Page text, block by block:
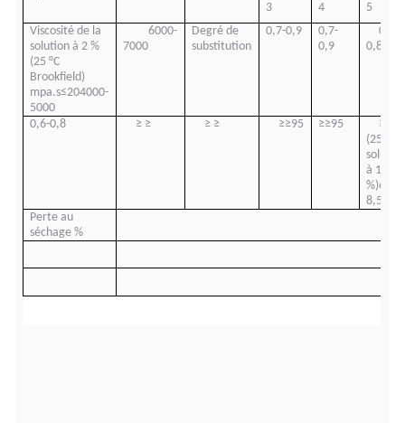
3
4
5
Viscosité de la
solution à 2 %
(25 °C
Brookfield)
mpa.s≤204000-
5000
6000-
7000
Degré de
substitution
0,7-0,9
0,7-
0,9
0,6-
0,8
0,6-0,8 ≥ ≥ ≥ ≥ ≥≥95 ≥≥95 ≥
(25 °C,
à 1
%)6,0-
8,5
Perte au
séchage %